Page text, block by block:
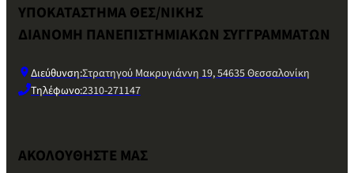
ΥΠΟΚΑΤΑΣΤΗΜΑ ΘΕΣ/ΝΙΚΗΣ
ΔΙΑΝΟΜΗ ΠΑΝΕΠΙΣΤΗΜΙΑΚΩΝ ΣΥΓΓΡΑΜΜΑΤΩΝ
Διεύθυνση:Στρατηγού Μακρυγιάννη 19, 54635 Θεσσαλονίκη
Τηλέφωνο:2310-271147
ΑΚΟΛΟΥΘΗΣΤΕ ΜΑΣ